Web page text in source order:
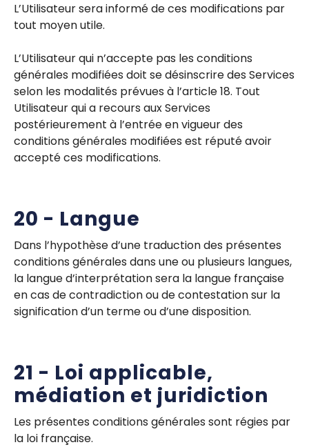
L’Utilisateur sera informé de ces modifications par
tout moyen utile.
L’Utilisateur qui n’accepte pas les conditions
générales modifiées doit se désinscrire des Services
selon les modalités prévues à l’article 18. Tout
Utilisateur qui a recours aux Services
postérieurement à l’entrée en vigueur des
conditions générales modifiées est réputé avoir
accepté ces modifications.
20 - Langue
Dans l’hypothèse d’une traduction des présentes
conditions générales dans une ou plusieurs langues,
la langue d’interprétation sera la langue française
en cas de contradiction ou de contestation sur la
signification d’un terme ou d’une disposition.
21 - Loi applicable,
médiation et juridiction
Les présentes conditions générales sont régies par
la loi française.